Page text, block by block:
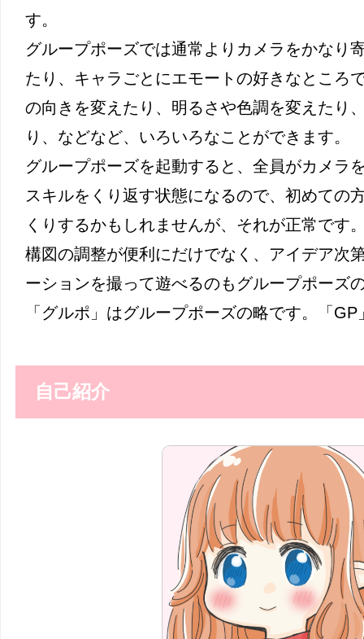
す。
グループポーズでは通常よりカメラをかなり
たり、キャラごとにエモートの好きなところ
の向きを変えたり、明るさや色調を変えたり
り、などなど、いろいろなことができます。
グループポーズを起動すると、全員がカメラ
スキルをくり返す状態になるので、初めての
くりするかもしれませんが、それが正常です
構図の調整が便利にだけでなく、アイデア次
ーションを撮って遊べるのもグループポーズ
「グルポ」はグループポーズの略です。「
自己紹介